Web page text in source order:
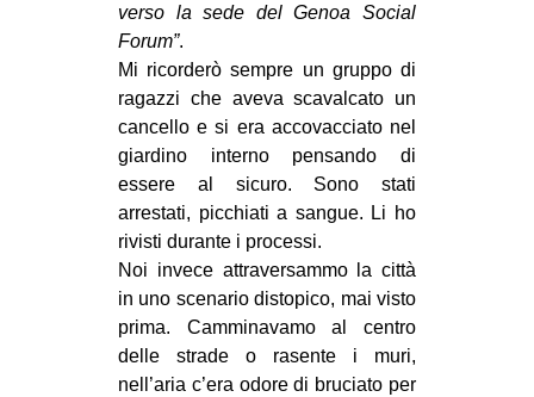
verso la sede del Genoa Social
Forum”.
Mi ricorderò sempre un gruppo di
ragazzi che aveva scavalcato un
cancello e si era accovacciato nel
giardino interno pensando di
essere al sicuro. Sono stati
arrestati, picchiati a sangue. Li ho
rivisti durante i processi.
Noi invece attraversammo la città
in uno scenario distopico, mai visto
prima. Camminavamo al centro
delle strade o rasente i muri,
nell’aria c’era odore di bruciato per